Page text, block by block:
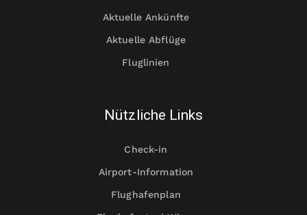
Aktuelle Ankünfte
Aktuelle Abflüge
Fluglinien
Nützliche Links
Check-in
Airport-Information
Flughafenplan